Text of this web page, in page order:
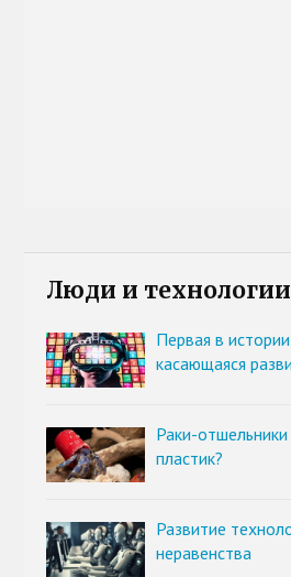
Люди и технологии
Первая в
касающаяся
Раки-
пластик?
Развитие
неравенства